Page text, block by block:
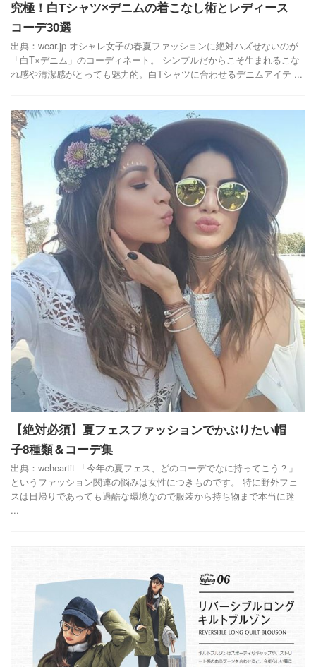
究極！白Tシャツ×デニムの着こなし術とレディース
コーデ30選
出典：wear.jp オシャレ女子の春夏ファッションに絶対ハズせないのが
「白T×デニム」のコーディネート。 シンプルだからこそ生まれるこな
れ感や清潔感がとっても魅力的。白Tシャツに合わせるデニムアイテ ...
【絶対必須】夏フェスファッションでかぶりたい帽
子8種類＆コーデ集
出典：weheartit 「今年の夏フェス、どのコーデでなに持ってこう？」
というファッション関連の悩みは女性につきものです。 特に野外フェ
スは日帰りであっても過酷な環境なので服装から持ち物まで本当に迷
...